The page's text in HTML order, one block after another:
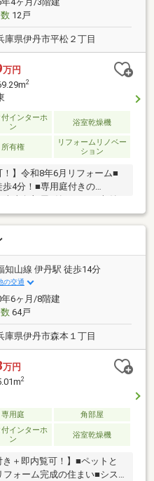
12戸
庫県伊丹市平松２丁目
万円
2
インターホ
ン
浴室乾燥機
所有権
リフォームリノベー
ション
！】令和8年6月リフォーム■
4分！■専用庭付きの
片付きますね
知山線 伊丹駅 徒歩14分
の交通
6ヶ月/8階建
64戸
庫県伊丹市森本１丁目
万円
2
専用庭 角部屋
インターホ
ン
浴室乾燥機
き＋即内覧可！】■ペットと
ォーム完成の住まい■シス